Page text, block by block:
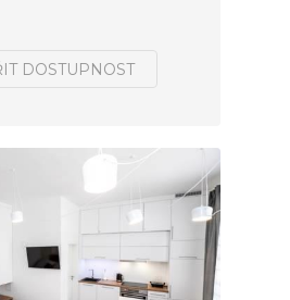
DOSTUPNOST